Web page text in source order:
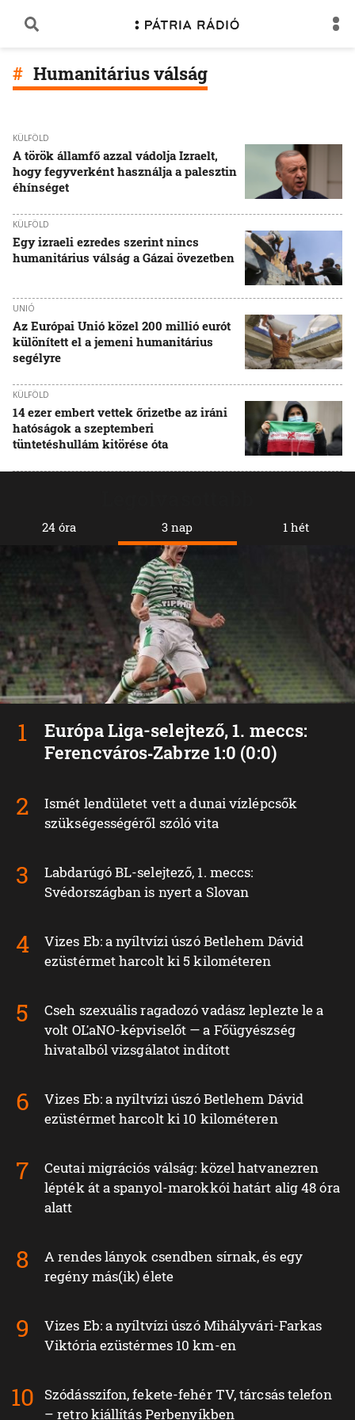
Humanitárius válság
KÜLFÖLD
A török államfő azzal vádolja Izraelt,
hogy fegyverként használja a palesztin
éhínséget
KÜLFÖLD
Egy izraeli ezredes szerint nincs
humanitárius válság a Gázai övezetben
UNIÓ
Az Európai Unió közel 200 millió eurót
különített el a jemeni humanitárius
segélyre
KÜLFÖLD
14 ezer embert vettek őrizetbe az iráni
hatóságok a szeptemberi
tüntetéshullám kitörése óta
24 óra 3 nap
Európa Liga-selejtező, 1. meccs:
Ferencváros‑Zabrze 1:0 (0:0)
Ismét lendületet vett a dunai vízlépcsők
szükségességéről szóló vita
Labdarúgó BL-selejtező, 1. meccs:
Svédországban is nyert a Slovan
Vizes Eb: a nyíltvízi úszó Betlehem Dávid
ezüstérmet harcolt ki 5 kilométeren
Cseh szexuális ragadozó vadász leplezte le a
volt OĽaNO-képviselőt — a Főügyészség
hivatalból vizsgálatot indított
Vizes Eb: a nyíltvízi úszó Betlehem Dávid
ezüstérmet harcolt ki 10 kilométeren
Ceutai migrációs válság: közel hatvanezren
lépték át a spanyol-marokkói határt alig 48 óra
alatt
A rendes lányok csendben sírnak, és egy
regény más(ik) élete
Vizes Eb: a nyíltvízi úszó Mihályvári-Farkas
Viktória ezüstérmes 10 km-en
Szódásszifon, fekete-fehér TV, tárcsás telefon
– retro kiállítás Perbenyíkben
1 hét